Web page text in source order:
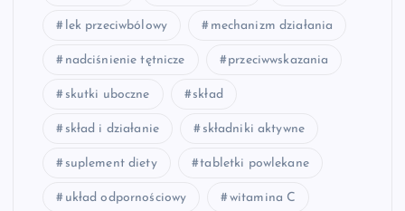
lek przeciwbólowy mechanizm działania
nadciśnienie tętnicze przeciwwskazania
skutki uboczne skład
skład i działanie składniki aktywne
suplement diety tabletki powlekane
układ odpornościowy witamina C